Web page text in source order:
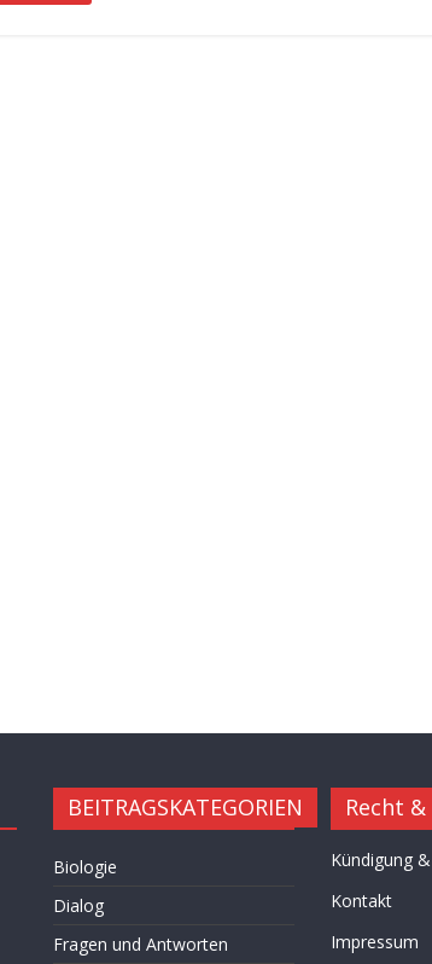
BEITRAGSKATEGORIEN
Biologie
Dialog
Fragen und Antworten
Recht
Kündigung
Kontakt
Impressum